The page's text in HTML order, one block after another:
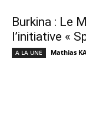
Burkina : Le
l’initiative «
A LA UNE Mathias